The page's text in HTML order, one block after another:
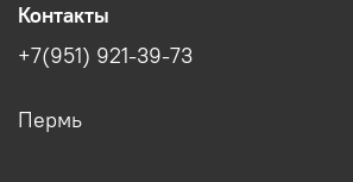
Контакты
+7(951) 921-39-73
Пермь